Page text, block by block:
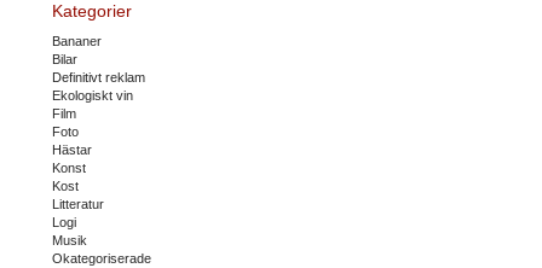
Kategorier
Bananer
Bilar
Definitivt reklam
Ekologiskt vin
Film
Foto
Hästar
Konst
Kost
Litteratur
Logi
Musik
Okategoriserade